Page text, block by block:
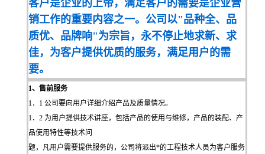
客户是企业的上帝，满足客户的需要是企业营
销工作的重要内容之一。公司以"品种全、品
质优、品牌响"为宗旨，永不停止地求新、求
佳，为客户提供优质的服务，满足用户的需
要。
1、售前服务
1．1 公司要向用户详细介绍产品及质量情况。
1．2 为用户提供技术讲座，包括产品的使用与维修，产品的装配、产
品使用特性等技术问
题，凡用户需要提供服务的，公司将派出*的工程技术人员为客户服务